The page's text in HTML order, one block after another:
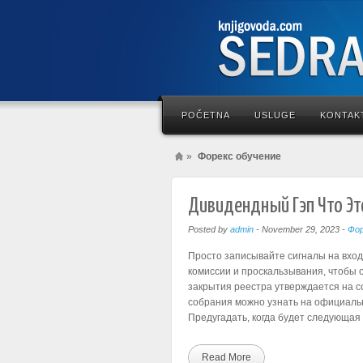
POČETNA USLUGE
» Форекс обучение
Дивидендный Гэп Что
Posted byadmin -November 29, 2023 -
Просто записывайте сигналы на
комиссии и проскальзывания,
закрытия реестра утверждается на
собрания можно узнать на
Предугадать, когда будет
Read More